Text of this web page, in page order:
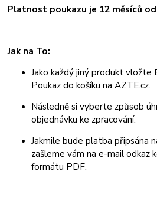
Platnost poukazu je 12 měsíců
Jak na To:
Jako každý jiný produkt vložte
Poukaz do košíku na AZTE.cz.
Následně si vyberte způsob
objednávku ke zpracování.
Jakmile bude platba připsána
zašleme vám na e-mail odkaz
formátu PDF.